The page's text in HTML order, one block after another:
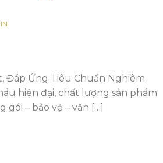
Đáp Ứng Tiêu Chuẩn Nghiêm
hiện đại, chất lượng sản phẩm
– bảo vệ – vận […]